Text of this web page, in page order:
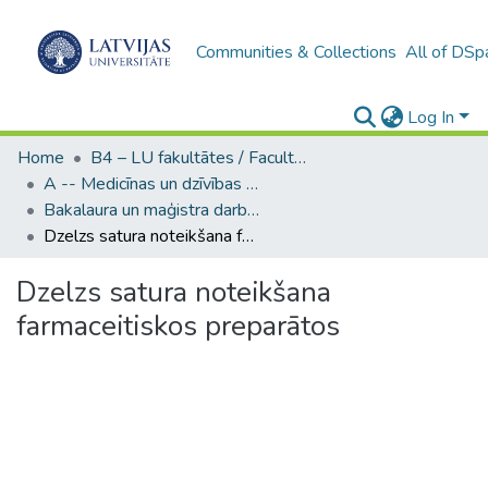
Communities & Collections All of
Log In
Home
B4 – LU fakultātes / Faculties of the UL
A -- Medicīnas un dzīvības zinātņu fakultāte / Faculty of Medicine and Life Sciences
Bakalaura un maģistra darbi (MDZF) / Bachelor's and Master's theses
Dzelzs satura noteikšana farmaceitiskos preparātos
Dzelzs satura noteikšana
farmaceitiskos preparātos